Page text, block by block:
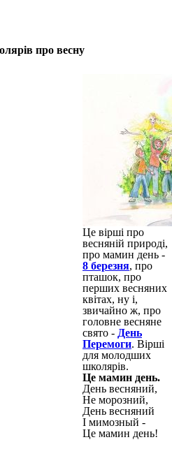
про весну
Це вірші про
весняній природі,
про мамин день -
8 березня, про
пташок, про
перших весняних
квітах, ну і,
звичайно ж, про
головне весняне
свято - День
Перемоги. Вірші
для молодших
школярів.
Це мамин день.
День весняний,
Не морозний,
День весняний
І мимозный -
Це мамин день!